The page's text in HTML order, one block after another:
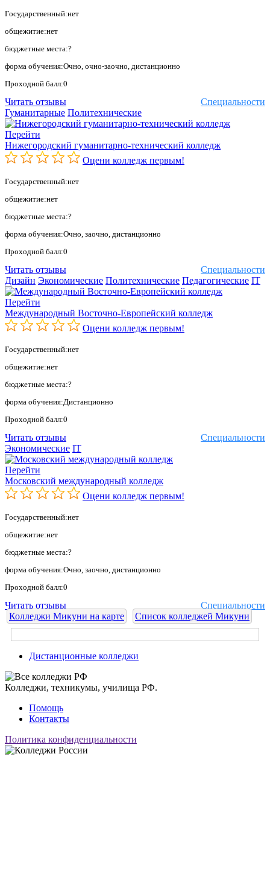
Государственный:нет
общежитие:нет
бюджетные места:?
форма обучения:Очно, очно-заочно, дистанционно
Проходной балл:0
Специальности
Читать отзывы
Гуманитарные Политехнические
Перейти
Нижегородский гуманитарно-технический колледж
Оцени колледж первым!
Государственный:нет
общежитие:нет
бюджетные места:?
форма обучения:Очно, заочно, дистанционно
Проходной балл:0
Специальности
Читать отзывы
Дизайн Экономические Политехнические Педагогические IT
Перейти
Международный Восточно-Европейский колледж
Оцени колледж первым!
Государственный:нет
общежитие:нет
бюджетные места:?
форма обучения:Дистанционно
Проходной балл:0
Специальности
Читать отзывы
Экономические IT
Перейти
Московский международный колледж
Оцени колледж первым!
Государственный:нет
общежитие:нет
бюджетные места:?
форма обучения:Очно, заочно, дистанционно
Проходной балл:0
Специальности
Читать отзывы
Колледжи Микуни на карте
Список колледжей Микуни
Дистанционные колледжи
Колледжи, техникумы, училища РФ.
Помощь
Контакты
Политика конфиденциальности